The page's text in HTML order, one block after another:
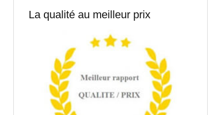
La qualité au meilleur prix